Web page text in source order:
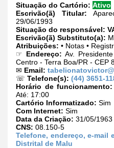
Situação do Cartório: Ativo
Escrivão(ã) Titular:
29/06/1993
Situação do responsável:
Escrivão(ã) Substituto(a):
Atribuições: • Notas •
☞ Endereço: Av.
Centro - Terra Boa/PR - CEP
✉ Email:
☏ Telefone(s): (44) 3651-
Horário de funcionamento:
Até: 17:00
Cartório Informatizado: Sim
Com Internet: Sim
Data da Criação: 31/05/1963
CNS: 08.150-5
Telefone, endereço, e-mail
Distrital de Malu